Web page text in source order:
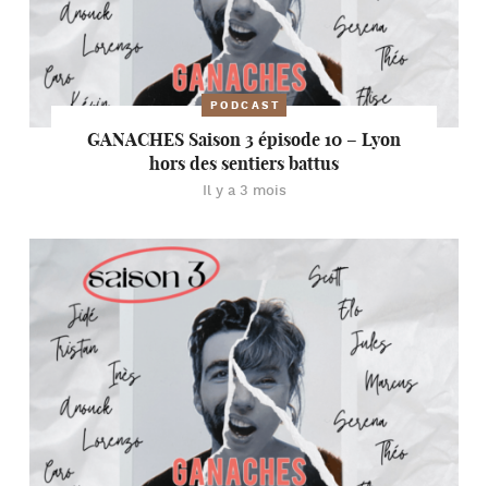
PODCAST
GANACHES Saison 3 épisode 10 – Lyon
hors des sentiers battus
Il y a 3 mois